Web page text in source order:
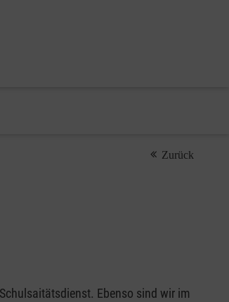
Zurück
Ebenso sind wir im